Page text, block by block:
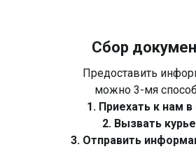
Сбор
Предоставить
можно 3-мя
1. Приехать к нам
2. Вызвать
3. Отправить